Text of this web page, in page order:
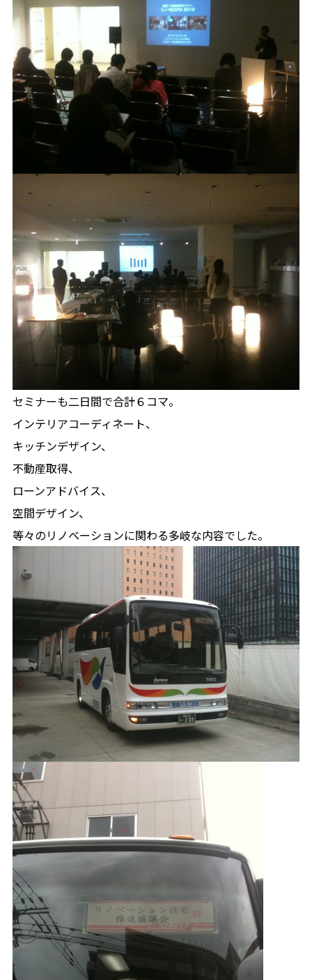
セミナーも二日間で合計６コマ。
インテリアコーディネート、
キッチンデザイン、
不動産取得、
ローンアドバイス、
空間デザイン、
等々のリノベーションに関わる多岐な内容でした。